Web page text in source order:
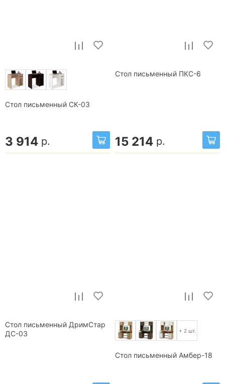
Стол письменный СК-03
3 914 р.
Стол письменный ПКС-6
15 214 р.
Стол письменный ДримСтар
ДС-03
+ 2 шт.
Стол письменный Амбер-18